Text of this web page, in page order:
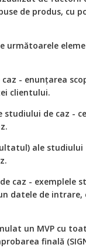
de produs, cu
următoarele
- enunțarea
clientului.
studiului de caz -
ale
caz - exemplele
datele de intrare,
un MVP cu
finală